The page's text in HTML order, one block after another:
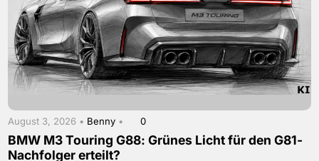
August 3, 2026 • Benny • 0
BMW M3 Touring G88: Grünes Licht für den G81-
Nachfolger erteilt?